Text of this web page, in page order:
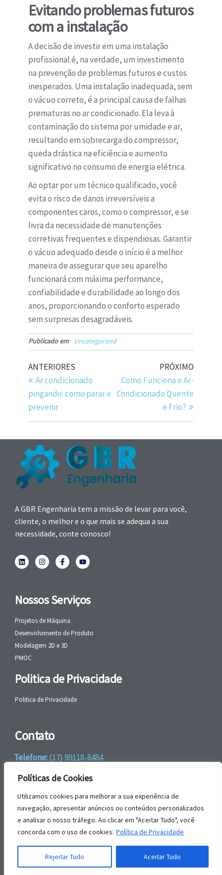
Políticas de Cookies
Utilizamos cookies para melhorar a sua experiência de
navegação, apresentar anúncios ou conteúdos personalizados
e analisar o nosso tráfego. Ao clicar em "Aceitar Tudo", você
concorda com o uso de cookies. Política de Privacidade
Rejeitar Tudo Aceitar Tudo
Evitando problemas futuros
com a instalação
A decisão de investir em uma instalação
profissional é, na verdade, um investimento
na prevenção de problemas futuros e custos
inesperados. Uma instalação inadequada, sem
o vácuo correto, é a principal causa de falhas
prematuras no ar condicionado. Ela leva à
contaminação do sistema por umidade e ar,
resultando em sobrecarga do compressor,
queda drástica na eficiência e aumento
significativo no consumo de energia elétrica.
Ao optar por um técnico qualificado, você
evita o risco de danos irreversíveis a
componentes caros, como o compressor, e se
livra da necessidade de manutenções
corretivas frequentes e dispendiosas. Garantir
o vácuo adequado desde o início é a melhor
maneira de assegurar que seu aparelho
funcionará com máxima performance,
confiabilidade e durabilidade ao longo dos
anos, proporcionando o conforto esperado
sem surpresas desagradáveis.
Publicado em Uncategorized
ANTERIORES
Ar condicionado
pingando: como parar e
prevenir
PRÓXIMO
Como Funciona o Ar-
Condicionado Quente
e Frio?
A GBR Engenharia tem a missão de levar para você,
cliente, o melhor e o que mais se adequa a sua
necessidade, conte conosco!
Nossos Serviços
Projetos de Máquina
Desenvolvimento de Produto
Modelagem 2D e 3D
PMOC
Politica de Privacidade
Politica de Privacidade
Contato
Telefone:(17) 99118-8484
WhatsApp:+55 (17) 99118-8484
email:faleconosco@gbrengenharia.com
Rua Jatai, nº 81
Jardim das Paineiras, Ilha Solteira – SP